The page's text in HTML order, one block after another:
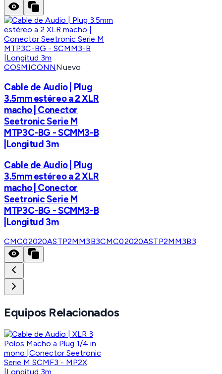
COSMICONNNuevo
Cable de Audio | Plug
3.5mm estéreo a 2 XLR
macho | Conector
Seetronic Serie M
MTP3C-BG - SCMM3-B
|Longitud 3m
Cable de Audio | Plug
3.5mm estéreo a 2 XLR
macho | Conector
Seetronic Serie M
MTP3C-BG - SCMM3-B
|Longitud 3m
CMC02020ASTP2MM3B3CMC02020ASTP2MM3B3
Equipos Relacionados